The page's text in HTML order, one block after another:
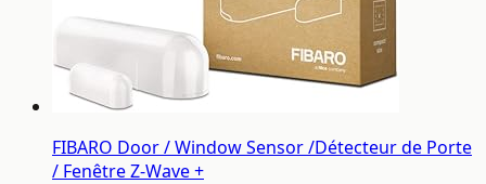
FIBARO Door / Window Sensor /Détecteur de Porte
/ Fenêtre Z-Wave +